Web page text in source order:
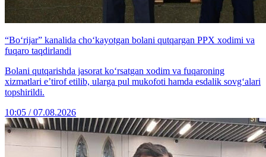
“Bo‘rijar” kanalida cho‘kayotgan bolani qutqargan PPX xodimi va
fuqaro taqdirlandi
Bolani qutqarishda jasorat ko‘rsatgan xodim va fuqaroning
xizmatlari e’tirof etilib, ularga pul mukofoti hamda esdalik sovg‘alari
topshirildi.
10:05 / 07.08.2026